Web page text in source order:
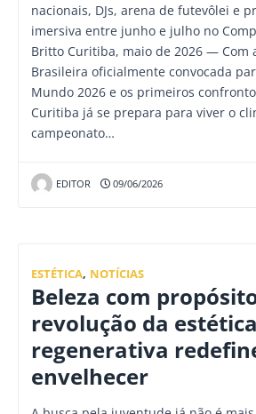
nacionais, DJs, arena de futevôlei e
imersiva entre junho e julho no
Britto Curitiba, maio de 2026 — Com
Brasileira oficialmente convocada
Mundo 2026 e os primeiros
Curitiba já se prepara para viver o
campeonato…
EDITOR 09/06/2026
ESTÉTICA, NOTÍCIAS
Beleza com
revolução da estética
regenerativa
envelhecer